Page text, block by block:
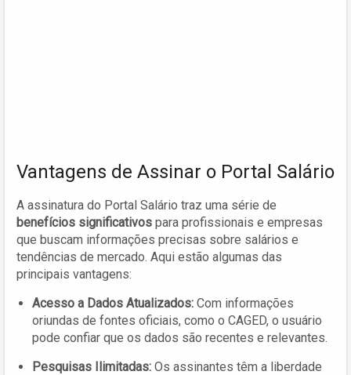
Vantagens de Assinar o Portal Salário
A assinatura do Portal Salário traz uma série de
benefícios significativos para profissionais e empresas
que buscam informações precisas sobre salários e
tendências de mercado. Aqui estão algumas das
principais vantagens:
Acesso a Dados Atualizados: Com informações
oriundas de fontes oficiais, como o CAGED, o usuário
pode confiar que os dados são recentes e relevantes.
Pesquisas Ilimitadas: Os assinantes têm a liberdade